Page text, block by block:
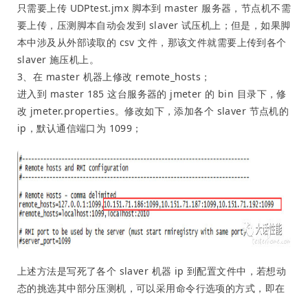
只需要上传 UDPtest.jmx 脚本到 master 服务器，节点机不需
要上传，压测脚本自动会发到 slaver 试压机上；但是，如果脚
本中涉及从外部读取的 csv 文件，那该文件就需要上传到各个
slaver 施压机上。
3、在 master 机器上修改 remote_hosts；
进入到 master 185 这台服务器的 jmeter 的 bin 目录下，修
改 jmeter.properties。修改如下，添加各个 slaver 节点机的
ip，默认通信端口为 1099；
上述方法是写死了各个 slaver 机器 ip 到配置文件中，若想动
态的挑选其中部分压测机，可以采用命令行选项的方式，即在